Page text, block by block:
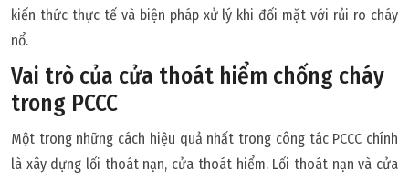
kiến thức thực tế và biện pháp xử lý khi đối mặt với rủi ro cháy
nổ.
Vai trò của cửa thoát hiểm chống cháy
trong PCCC
Một trong những cách hiệu quả nhất trong công tác PCCC chính
là xây dựng lối thoát nạn, cửa thoát hiểm. Lối thoát nạn và cửa